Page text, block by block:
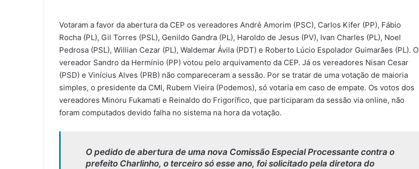
Votaram a favor da abertura da CEP os vereadores André Amorim (PSC), Carlos Kifer (PP), Fábio
Rocha (PL), Gil Torres (PSL), Genildo Gandra (PL), Haroldo de Jesus (PV), Ivan Charles (PL), Noel
Pedrosa (PSL), Willian Cezar (PL), Waldemar Ávila (PDT) e Roberto Lúcio Espolador Guimarães (PL). O
vereador Sandro da Hermínio (PP) votou pelo arquivamento da CEP. Já os vereadores Nisan Cesar
(PSD) e Vinícius Alves (PRB) não compareceram a sessão. Por se tratar de uma votação de maioria
simples, o presidente da CMI, Rubem Vieira (Podemos), só votaria em caso de empate. Os votos dos
vereadores Minoru Fukamati e Reinaldo do Frigorífico, que participaram da sessão via online, não
foram computados devido falha no sistema na hora da votação.
O pedido de abertura de uma nova Comissão Especial Processante contra o
prefeito Charlinho, o terceiro só esse ano, foi solicitado pela diretora do